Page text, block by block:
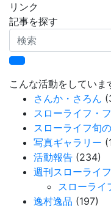
リンク
記事を探す
検
索
こんな活動をしていま
さんか・さろん
スローライフ・
スローライフ旬
写真ギャラリー
活動報告 (234)
週刊スローライ
スローライ
逸村逸品 (197)